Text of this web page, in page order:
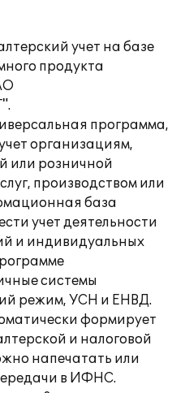
учет на базе
продукта
программа,
организациям,
или розничной
производством или
база
учет деятельности
и индивидуальных
системы
режим, УСН и ЕНВД.
формирует
и налоговой
напечатать или
в ИФНС.